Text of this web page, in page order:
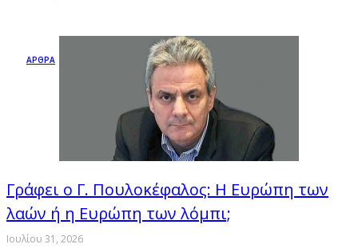
ΑΡΘΡΑ
Γράφει ο Γ. Πουλοκέφαλος: Η Ευρώπη των
λαών ή η Ευρώπη των λόμπι;
Ιουλίου 31, 2026